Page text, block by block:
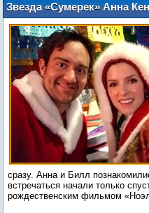
Звезда «Сумерек» Анна
Хейдер расстались
сразу. Анна и Билл
встречаться начали только
рождественским фильмом